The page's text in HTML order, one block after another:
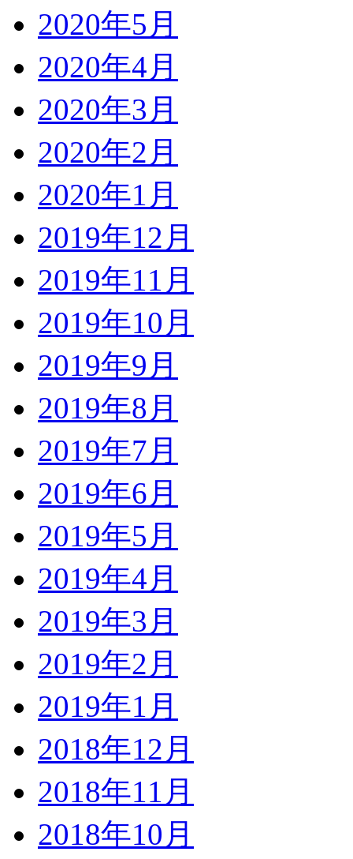
2020年5月
2020年4月
2020年3月
2020年2月
2020年1月
2019年12月
2019年11月
2019年10月
2019年9月
2019年8月
2019年7月
2019年6月
2019年5月
2019年4月
2019年3月
2019年2月
2019年1月
2018年12月
2018年11月
2018年10月